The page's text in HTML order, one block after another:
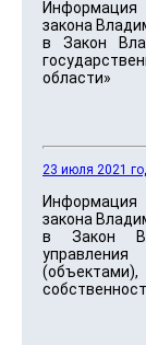
закона
в Закон
области»
23 июля 2021
закона
в Закон